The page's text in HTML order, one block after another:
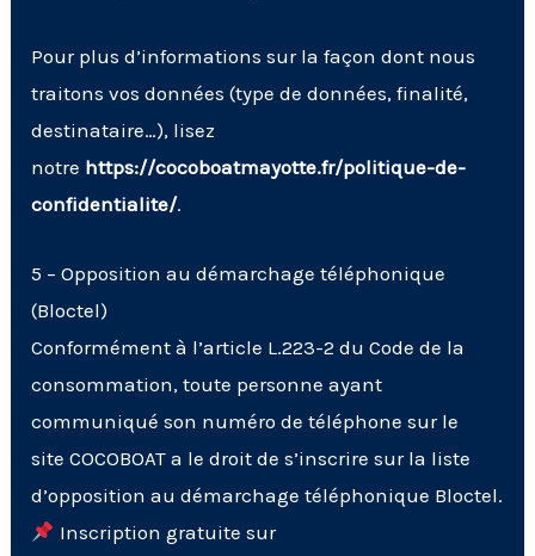
Pour plus d’informations sur la façon dont nous
traitons vos données (type de données, finalité,
destinataire…), lisez
notre https://cocoboatmayotte.fr/politique-de-
confidentialite/.
5 – Opposition au démarchage téléphonique
(Bloctel)
Conformément à l’article L.223-2 du Code de la
consommation, toute personne ayant
communiqué son numéro de téléphone sur le
site COCOBOAT a le droit de s’inscrire sur la liste
d’opposition au démarchage téléphonique Bloctel.
Inscription gratuite sur